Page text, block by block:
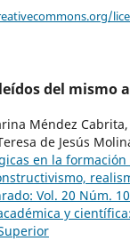
del mismo
Méndez Cabrita,
de Jesús
en la
Vol. 20 Núm.
y